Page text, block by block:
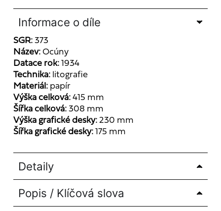
Informace o díle
SGR: 373
Název: Ocúny
Datace rok: 1934
Technika: litografie
Materiál: papír
Výška celková: 415 mm
Šířka celková: 308 mm
Výška grafické desky: 230 mm
Šířka grafické desky: 175 mm
Detaily
Popis / Klíčová slova